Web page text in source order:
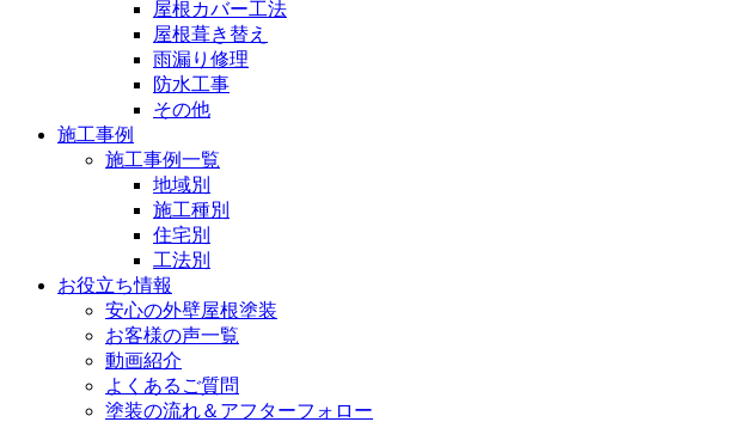
屋根カバー工法
屋根葺き替え
雨漏り修理
防水工事
その他
施工事例
施工事例一覧
地域別
施工種別
住宅別
工法別
お役立ち情報
安心の外壁屋根塗装
お客様の声一覧
動画紹介
よくあるご質問
塗装の流れ＆アフターフォロー